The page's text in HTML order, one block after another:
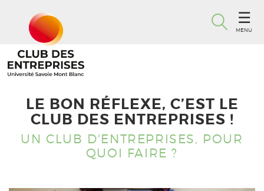
MENU
LE BON RÉFLEXE, C’EST LE
CLUB DES ENTREPRISES !
UN CLUB D'ENTREPRISES, POUR
QUOI FAIRE ?